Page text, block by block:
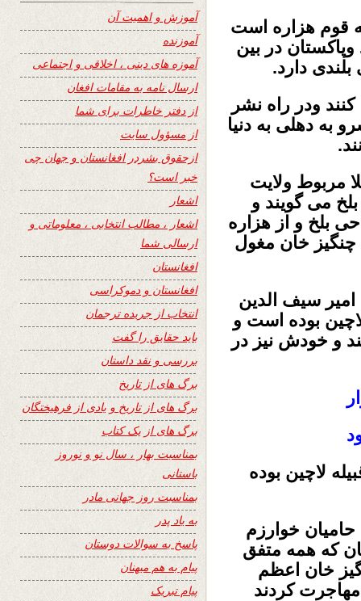
قوم هزاره است
در بین
دارد.
ودر راه نشر
به دهلی به دنیا
مربوط ولایت
می گویند و
بلخ و از هزاره
چنگیز خان مغول
سیف الدین
بوده است و
و خودش نیز در
لاچین بوده
خوارزم
که همه متفق
خان اعظم
کردند
آموزش و اهمیت آن
آموزنده
آموزه های دینی ، اخلاقی و اجتماعی
ارسال نامه به مقامات افغان
از دفتر خاطرات برای شما
از مسؤول سایت
ازحقوق بشردر افغانستان و جهان چی
خبر است؟
اشعار
اشعار ، مطالب انتخابی ، معلوماتی و
ارسالی شما
افغانستان
افغانستان و دموکراسی
انتخاب از جریده ترجمان
باید حقایق را گفت
بررسی و نقد داستان
برگ های از تاریخ
برگ های از تاریخ و یادی از فرهیختگان
برگ های از یک کتاب
بمناسبت بهار ، سال نو و نوروز
باستانی
بمناسبت روز جهانی مادر
به یاد پدر
پاسخ به سوالات دوستان
پیام به هم میهنان
پیام تبریک